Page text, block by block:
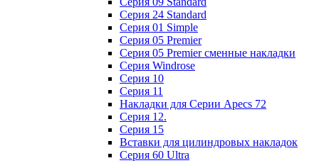
Cерия 24 Standard
Серия 01 Simple
Серия 05 Premier
Серия 05 Premier сменные накладки
Cерия Windrose
Серия 10
Серия 11
Накладки для Серии Apecs 72
Серия 12.
Серия 15
Вставки для цилиндровых накладок
Серия 60 Ultra